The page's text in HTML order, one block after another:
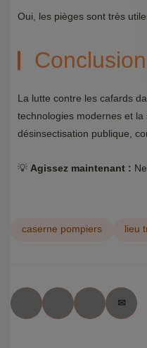
Oui, les pièges sont très
Conclusion
La lutte contre les cafards
technologies modernes et
désinsectisation publique,
💡 Agissez maintenant :
caserne pompiers lieu